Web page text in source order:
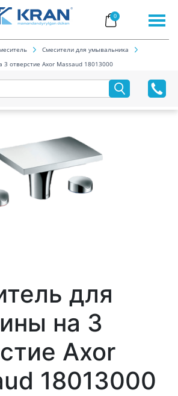
0
Смесители для умывальника
отверстие Axor Massaud 18013000
для
на 3
Axor
18013000